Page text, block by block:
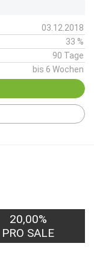
03.12.2018
33 %
90 Tage
bis 6 Wochen
20,00%
PRO SALE